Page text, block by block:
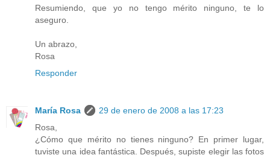
Resumiendo, que yo no tengo mérito ninguno, te lo
aseguro.
Un abrazo,
Rosa
Responder
María Rosa
29 de enero de 2008 a las 17:23
Rosa,
¿Cómo que mérito no tienes ninguno? En primer lugar,
tuviste una idea fantástica. Después, supiste elegir las fotos